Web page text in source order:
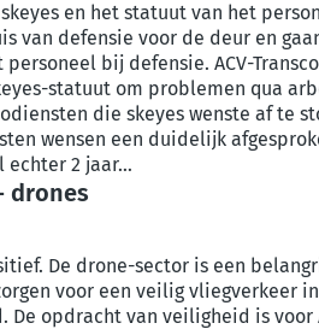
en het statuut van het
van defensie voor de deur en
bij defensie. ACV-
statuut om problemen qua
die skeyes wenste af te
wensen een duidelijk
echter 2 jaar…
drones
De drone-sector is een
voor een veilig vliegverkeer
De opdracht van veiligheid is